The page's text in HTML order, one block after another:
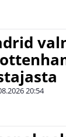
20:54